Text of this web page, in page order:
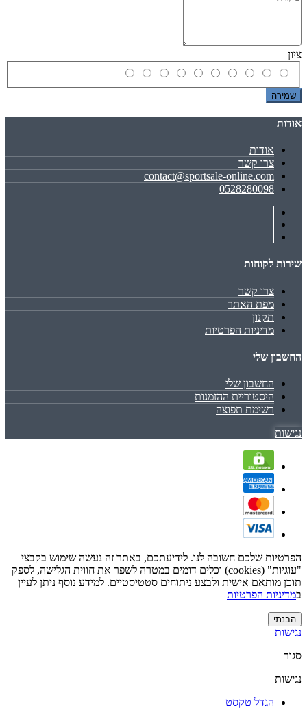
ציון
שמירה
אודות
אודות
צרו קשר
contact@sportsale-online.com
0528280098
שירות לקוחות
צרו קשר
מפת האתר
תקנון
מדיניות הפרטיות
החשבון שלי
החשבון שלי
היסטוריית ההזמנות
רשימת תפוצה
נגישות
הפרטיות שלכם חשובה לנו. לידיעתכם, באתר זה נעשה שימוש בקבצי
"עוגיות" (cookies) וכלים דומים במטרה לשפר את חווית הגלישה, לספק
תוכן מותאם אישית ולבצע ניתוחים סטטיסטיים. למידע נוסף ניתן לעיין
במדיניות הפרטיות
הבנתי
נגישות
סגור
נגישות
הגדל טקסט